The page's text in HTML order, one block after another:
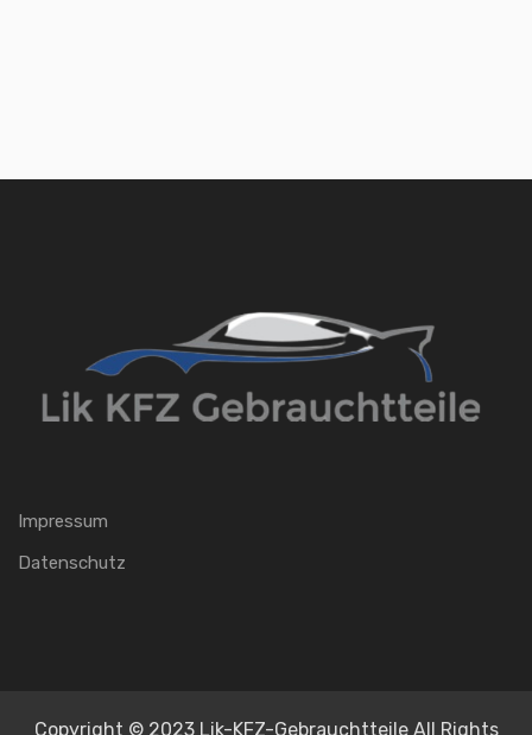
Impressum
Datenschutz
Copyright © 2023 Lik-KFZ-Gebrauchtteile All Rights